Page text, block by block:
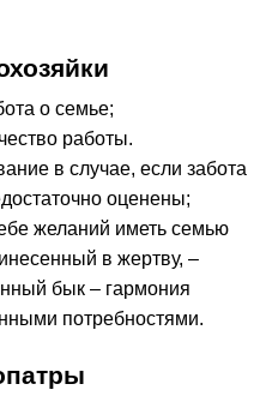
о семье;
работы.
в случае, если забота
оценены;
желаний иметь семью
в жертву, –
бык – гармония
потребностями.